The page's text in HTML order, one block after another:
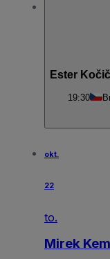
Ester
19:30
okt.
22
to.
Mirek